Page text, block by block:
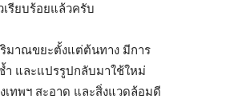
รียบร้อยแล้วครับ
มาณขยะตั้งแต่ต้นทาง มีการ
และแปรรูปกลับมาใช้ใหม่
ทพฯ สะอาด และสิ่งแวดล้อมดี